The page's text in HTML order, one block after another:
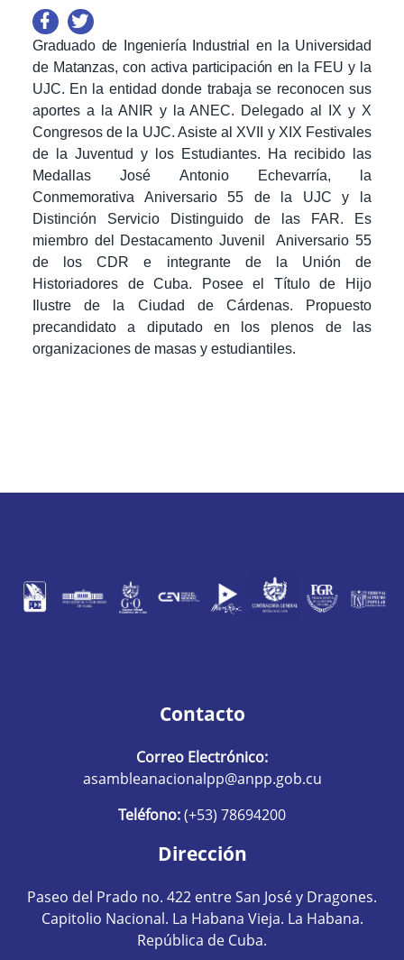
Graduado de Ingeniería Industrial en la Universidad
de Matanzas, con activa participación en la FEU y la
UJC. En la entidad donde trabaja se reconocen sus
aportes a la ANIR y la ANEC. Delegado al IX y X
Congresos de la UJC. Asiste al XVII y XIX Festivales
de la Juventud y los Estudiantes. Ha recibido las
Medallas José Antonio Echevarría, la
Conmemorativa Aniversario 55 de la UJC y la
Distinción Servicio Distinguido de las FAR. Es
miembro del Destacamento Juvenil Aniversario 55
de los CDR e integrante de la Unión de
Historiadores de Cuba. Posee el Título de Hijo
Ilustre de la Ciudad de Cárdenas. Propuesto
precandidato a diputado en los plenos de las
organizaciones de masas y estudiantiles.
Contacto
Correo Electrónico:
asambleanacionalpp@anpp.gob.cu
Teléfono:(+53) 78694200
Dirección
Paseo del Prado no. 422 entre San José y Dragones.
Capitolio Nacional. La Habana Vieja. La Habana.
República de Cuba.